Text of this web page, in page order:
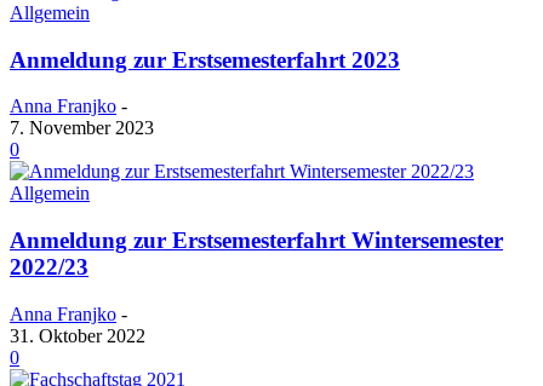
Allgemein
Anmeldung zur Erstsemesterfahrt 2023
Anna Franjko -
7. November 2023
0
Allgemein
Anmeldung zur Erstsemesterfahrt Wintersemester
2022/23
Anna Franjko -
31. Oktober 2022
0